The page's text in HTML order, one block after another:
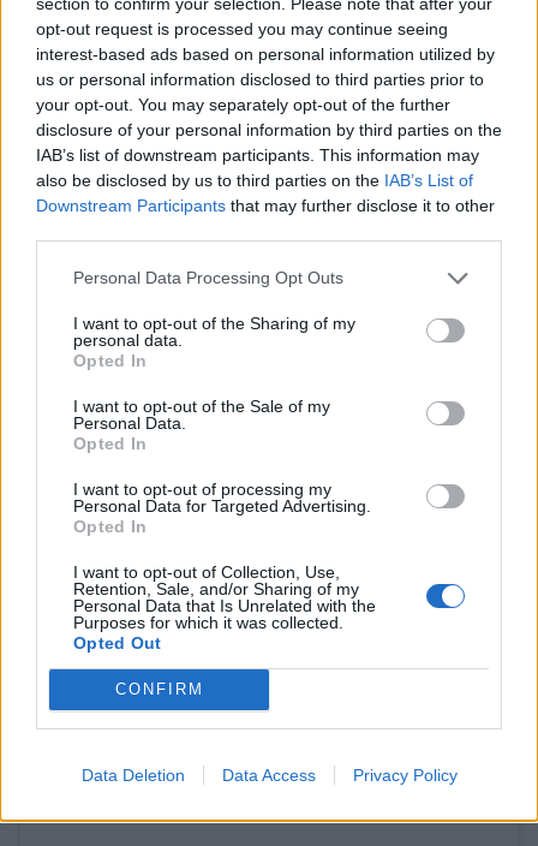
opt-out request is processed you may continue seeing
interest-based ads based on personal information utilized by
us or personal information disclosed to third parties prior to
your opt-out. You may separately opt-out of the further
disclosure of your personal information by third parties on the
IAB’s list of downstream participants. This information may
also be disclosed by us to third parties on the IAB’s List of
Downstream Participants that may further disclose it to other
Personal Data Processing Opt Outs
I want to opt-out of the Sharing of my
personal data.
Opted In
I want to opt-out of the Sale of my
Personal Data.
Opted In
I want to opt-out of processing my
Personal Data for Targeted Advertising.
Opted In
I want to opt-out of Collection, Use,
Retention, Sale, and/or Sharing of my
Personal Data that Is Unrelated with the
Purposes for which it was collected.
Opted Out
CONFIRM
Data Deletion Data Access Privacy Policy
A post shared by Kalomira (@itskalomira) onMay 2, 2017 at
5:03am PDT